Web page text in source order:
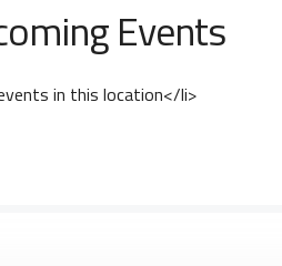
Events
in this location</li>